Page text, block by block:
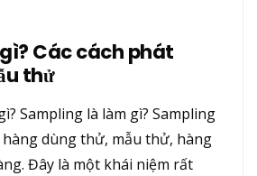
Các cách phát
thử
Sampling là làm gì? Sampling
dùng thử, mẫu thử, hàng
Đây là một khái niệm rất